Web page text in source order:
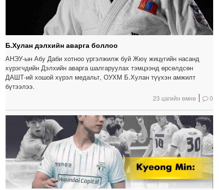
Б.Хулан дэлхийн аварга боллоо
АНЭУ-ын Абу Даби хотноо үргэлжилж буй Жюү жицүгийн насанд
хүрэгчдийн Дэлхийн аварга шалгаруулах тэмцээнд өрсөлдсөн
ДАШТ-ий хошой хүрэл медальт, ОУХМ Б.Хулан түүхэн амжилт
бүтээлээ.
23 цагийн өмнө 0